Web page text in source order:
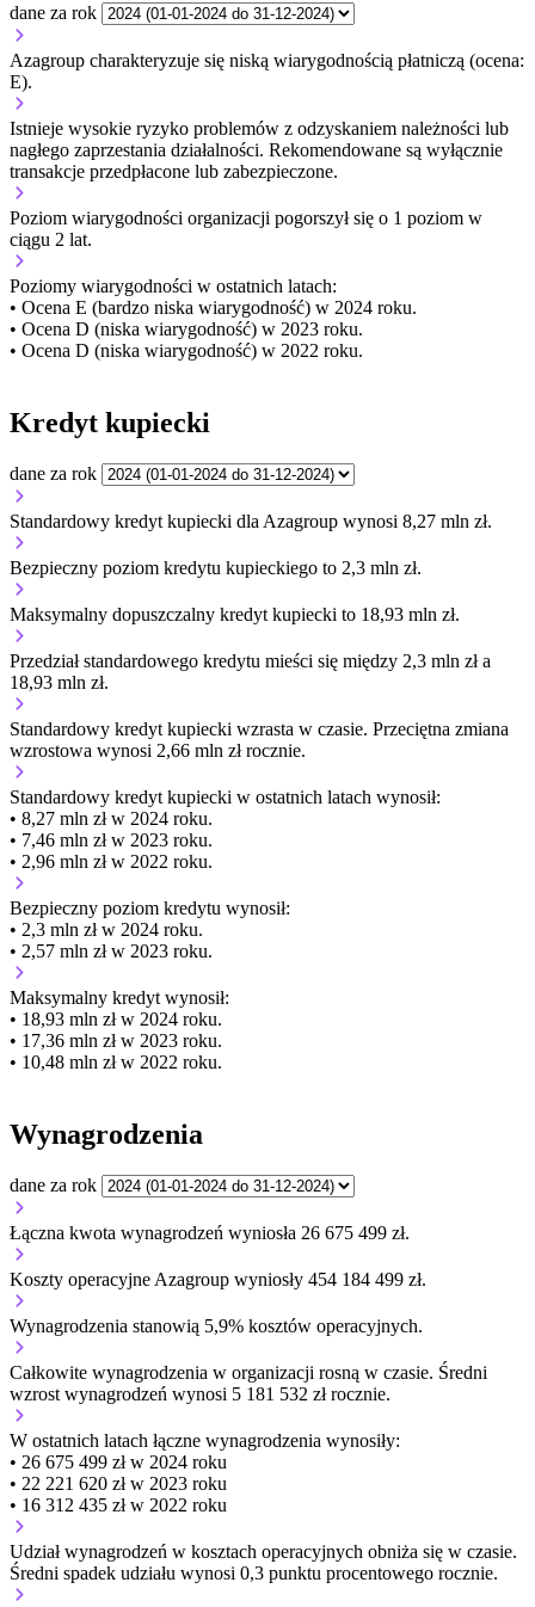
dane za rok
Azagroup charakteryzuje się niską wiarygodnością płatniczą (ocena:
E).
Istnieje wysokie ryzyko problemów z odzyskaniem należności lub
nagłego zaprzestania działalności. Rekomendowane są wyłącznie
transakcje przedpłacone lub zabezpieczone.
Poziom wiarygodności organizacji pogorszył się o 1 poziom w
ciągu 2 lat.
Poziomy wiarygodności w ostatnich latach:
• Ocena E (bardzo niska wiarygodność) w 2024 roku.
• Ocena D (niska wiarygodność) w 2023 roku.
• Ocena D (niska wiarygodność) w 2022 roku.
Kredyt kupiecki
dane za rok
Standardowy kredyt kupiecki dla Azagroup wynosi 8,27 mln zł.
Bezpieczny poziom kredytu kupieckiego to 2,3 mln zł.
Maksymalny dopuszczalny kredyt kupiecki to 18,93 mln zł.
Przedział standardowego kredytu mieści się między 2,3 mln zł a
18,93 mln zł.
Standardowy kredyt kupiecki wzrasta w czasie. Przeciętna zmiana
wzrostowa wynosi 2,66 mln zł rocznie.
Standardowy kredyt kupiecki w ostatnich latach wynosił:
• 8,27 mln zł w 2024 roku.
• 7,46 mln zł w 2023 roku.
• 2,96 mln zł w 2022 roku.
Bezpieczny poziom kredytu wynosił:
• 2,3 mln zł w 2024 roku.
• 2,57 mln zł w 2023 roku.
Maksymalny kredyt wynosił:
• 18,93 mln zł w 2024 roku.
• 17,36 mln zł w 2023 roku.
• 10,48 mln zł w 2022 roku.
Wynagrodzenia
dane za rok
Łączna kwota wynagrodzeń wyniosła 26 675 499 zł.
Koszty operacyjne Azagroup wyniosły 454 184 499 zł.
Wynagrodzenia stanowią 5,9% kosztów operacyjnych.
Całkowite wynagrodzenia w organizacji rosną w czasie. Średni
wzrost wynagrodzeń wynosi 5 181 532 zł rocznie.
W ostatnich latach łączne wynagrodzenia wynosiły:
• 26 675 499 zł w 2024 roku
• 22 221 620 zł w 2023 roku
• 16 312 435 zł w 2022 roku
Udział wynagrodzeń w kosztach operacyjnych obniża się w czasie.
Średni spadek udziału wynosi 0,3 punktu procentowego rocznie.